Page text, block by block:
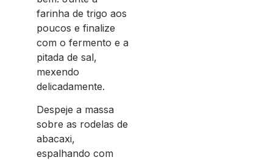
farinha de trigo aos
poucos e finalize
com o fermento e a
pitada de sal,
mexendo
delicadamente.
Despeje a massa
sobre as rodelas de
abacaxi,
espalhando com